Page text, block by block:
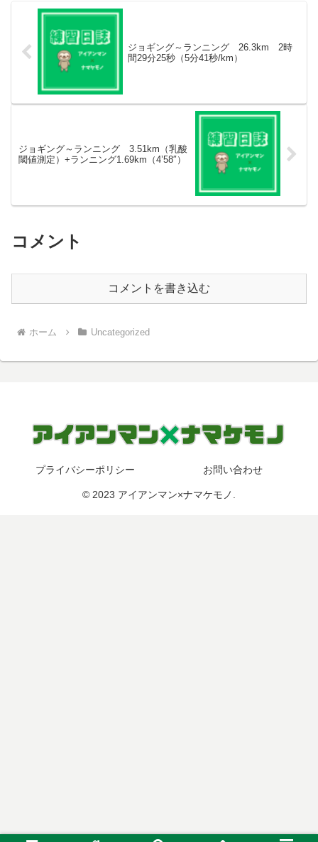
ジョギング～ランニング 26.3km 2時
間29分25秒（5分41秒/km）
ジョギング～ランニング 3.51km（乳酸
閾値測定）+ランニング1.69km（4’58″）
コメント
コメントを書き込む
ホーム Uncategorized
プライバシーポリシー お問い合わせ
© 2023 アイアンマン×ナマケモノ.